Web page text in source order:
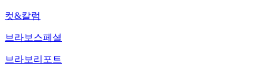
컷&칼럼
브라보스페셜
브라보리포트